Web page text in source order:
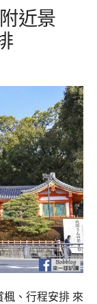
近景
楓、行程安排 來